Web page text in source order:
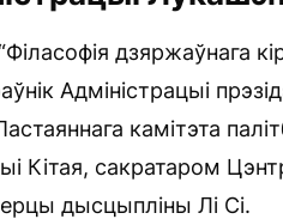
дзяржаўнага
Адміністрацыі
камітэта
Кітая, сакратаром
дысцыпліны Лі Сі.